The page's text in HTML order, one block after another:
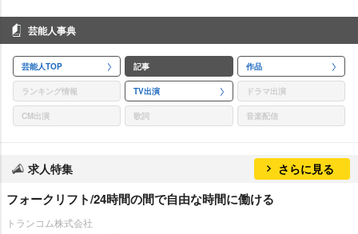
芸能人事典
芸能人TOP 記事 作品
ランキング情報 TV出演 ドラマ出演
CM出演 歌詞 音楽配信
求人特集 さらに見る
フォークリフト/24時間の間で自由な時間に働ける
トランコム株式会社